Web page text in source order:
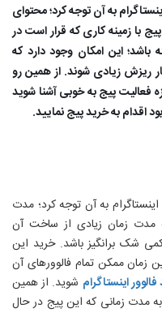
به آن توجه کرد؛ محتوای
با زمینه کاری که قرار است در
این امکان وجود دارد که
ریزش زیادی شوند. از همین رو
فعالیت پیج به خوبی آشنا شوید
اقدام به خرید پیج نمایید.
به آن توجه کرد؛ مدت
مدت زمان زیادی از ساخت آن
کمی شک برانگیز باشد. خرید این
زمان ممکن تمام فالوورهای آن
اینستاگرام شوید. از همین
مدت زمانی که این پیج در حال